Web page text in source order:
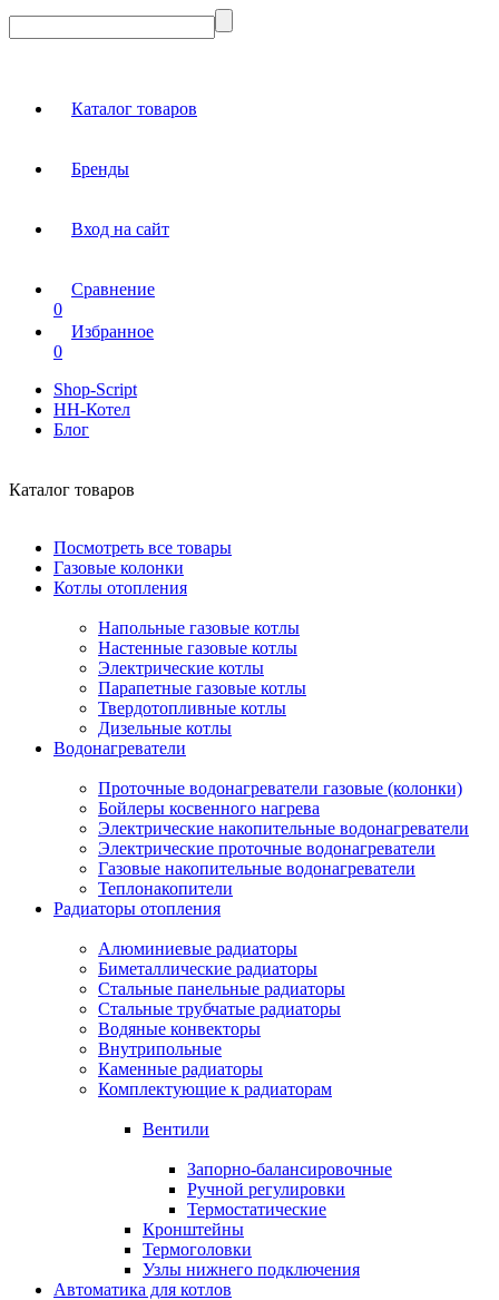
Каталог товаров
Бренды
Вход на сайт
Сравнение
0
Избранное
0
Shop-Script
НН-Котел
Блог
Каталог товаров
Посмотреть все товары
Газовые колонки
Котлы отопления
Напольные газовые котлы
Настенные газовые котлы
Электрические котлы
Парапетные газовые котлы
Твердотопливные котлы
Дизельные котлы
Водонагреватели
Проточные водонагреватели газовые (колонки)
Бойлеры косвенного нагрева
Электрические накопительные водонагреватели
Электрические проточные водонагреватели
Газовые накопительные водонагреватели
Теплонакопители
Радиаторы отопления
Алюминиевые радиаторы
Биметаллические радиаторы
Стальные панельные радиаторы
Стальные трубчатые радиаторы
Водяные конвекторы
Внутрипольные
Каменные радиаторы
Комплектующие к радиаторам
Вентили
Запорно-балансировочные
Ручной регулировки
Термостатические
Кронштейны
Термоголовки
Узлы нижнего подключения
Автоматика для котлов